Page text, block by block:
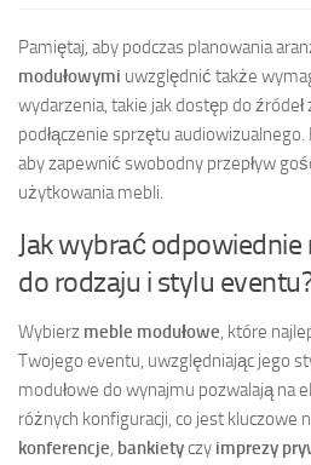
Pamiętaj, aby podczas planowania
modułowymi uwzględnić także
wydarzenia, takie jak dostęp do źródeł
podłączenie sprzętu audiowizualnego.
aby zapewnić swobodny przepływ
użytkowania mebli.
Jak wybrać odpowiednie
do rodzaju i stylu
Wybierz meble modułowe, które
Twojego eventu, uwzględniając jego
modułowe do wynajmu pozwalają na
różnych konfiguracji, co jest kluczowe
konferencje, bankietyczy imprezy